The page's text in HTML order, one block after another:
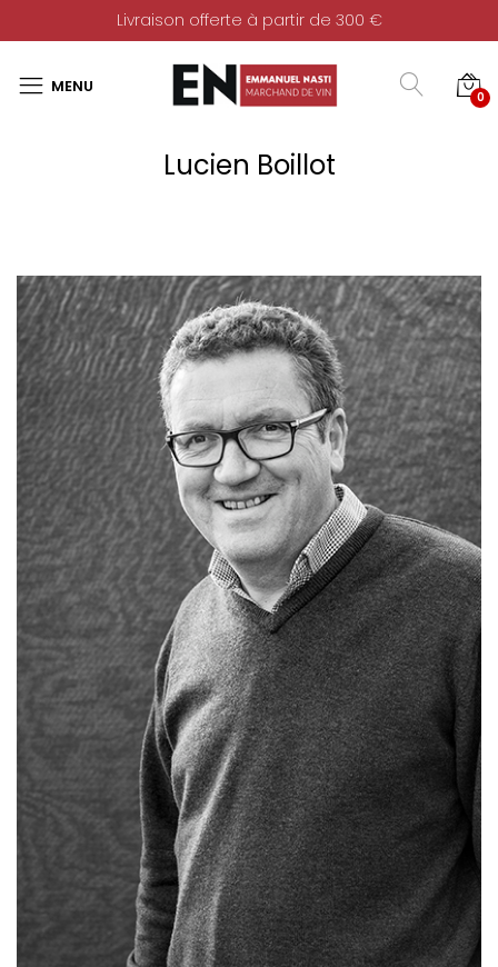
Livraison offerte à partir de 300 €
0
Lucien Boillot